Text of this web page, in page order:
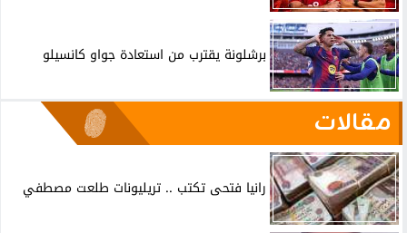
برشلونة يقترب من استعادة جواو كانسيلو
مقالات
رانيا فتحى تكتب .. تريليونات طلعت مصطفي